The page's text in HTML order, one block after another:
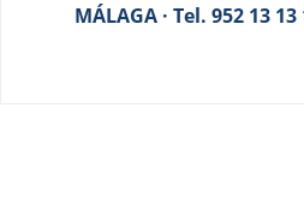
MÁLAGA · Tel. 952 13